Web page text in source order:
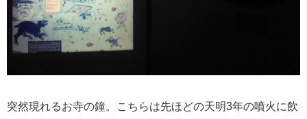
突然現れるお寺の鐘。こちらは先ほどの天明3年の噴火に飲